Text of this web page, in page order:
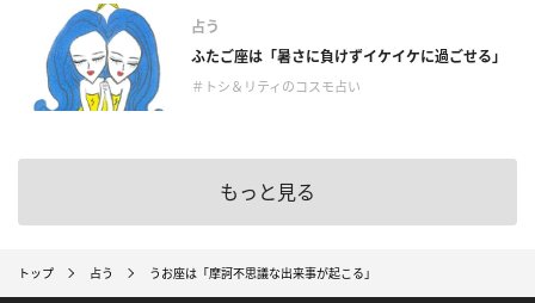
占う
ふたご座は「暑さに負けずイケイケに過ごせる」
＃トシ＆リティのコスモ占い
もっと見る
トップ 占う うお座は「摩訶不思議な出来事が起こる」